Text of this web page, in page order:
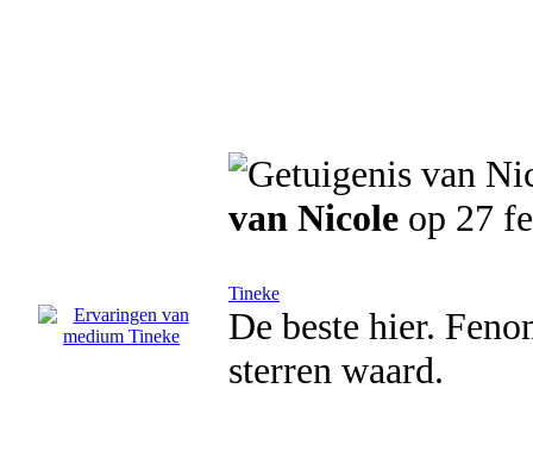
van Nicole op 27
Tineke
De beste hier.
sterren waard.